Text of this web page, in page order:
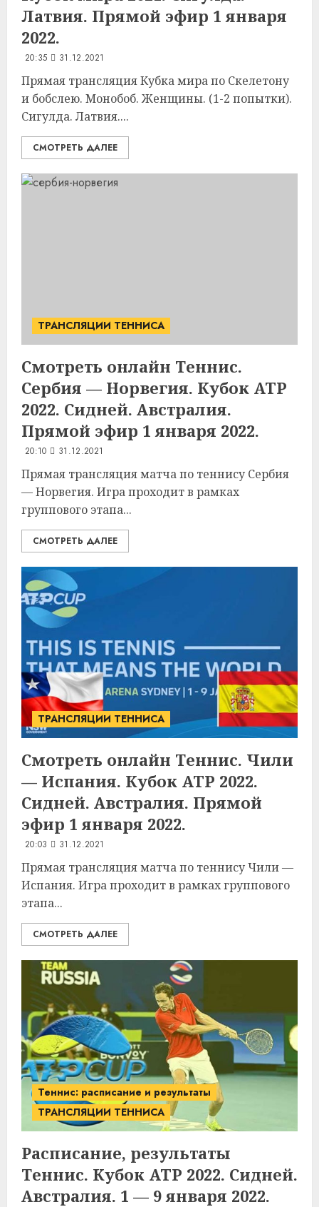
Латвия. Прямой эфир 1 января
2022.
20:35 31.12.2021
Прямая трансляция Кубка мира по Скелетону
и бобслею. Монобоб. Женщины. (1-2 попытки).
Сигулда. Латвия....
СМОТРЕТЬ ДАЛЕЕ
ТРАНСЛЯЦИИ ТЕННИСА
Смотреть онлайн Теннис.
Сербия — Норвегия. Кубок ATP
2022. Сидней. Австралия.
Прямой эфир 1 января 2022.
20:10 31.12.2021
Прямая трансляция матча по теннису Сербия
— Норвегия. Игра проходит в рамках
группового этапа...
СМОТРЕТЬ ДАЛЕЕ
ТРАНСЛЯЦИИ ТЕННИСА
Смотреть онлайн Теннис. Чили
— Испания. Кубок ATP 2022.
Сидней. Австралия. Прямой
эфир 1 января 2022.
20:03 31.12.2021
Прямая трансляция матча по теннису Чили —
Испания. Игра проходит в рамках группового
этапа...
СМОТРЕТЬ ДАЛЕЕ
Теннис: расписание и результаты
ТРАНСЛЯЦИИ ТЕННИСА
Расписание, результаты
Теннис. Кубок ATP 2022. Сидней.
Австралия. 1 — 9 января 2022.